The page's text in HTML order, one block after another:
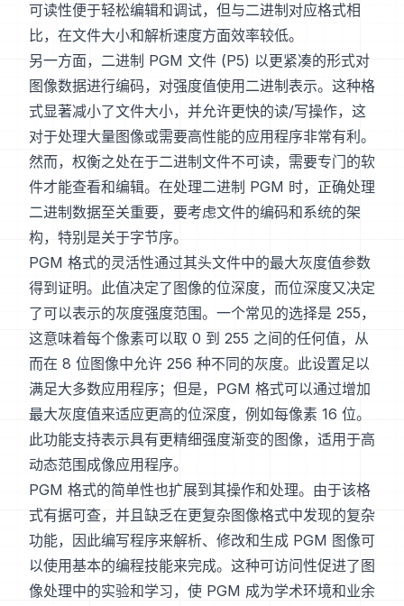
可读性便于轻松编辑和调试，但与二进制对应格式相
比，在文件大小和解析速度方面效率较低。
另一方面，二进制 PGM 文件 (P5) 以更紧凑的形式对
图像数据进行编码，对强度值使用二进制表示。这种格
式显著减小了文件大小，并允许更快的读/写操作，这
对于处理大量图像或需要高性能的应用程序非常有利。
然而，权衡之处在于二进制文件不可读，需要专门的软
件才能查看和编辑。在处理二进制 PGM 时，正确处理
二进制数据至关重要，要考虑文件的编码和系统的架
构，特别是关于字节序。
PGM 格式的灵活性通过其头文件中的最大灰度值参数
得到证明。此值决定了图像的位深度，而位深度又决定
了可以表示的灰度强度范围。一个常见的选择是 255，
这意味着每个像素可以取 0 到 255 之间的任何值，从
而在 8 位图像中允许 256 种不同的灰度。此设置足以
满足大多数应用程序；但是，PGM 格式可以通过增加
最大灰度值来适应更高的位深度，例如每像素 16 位。
此功能支持表示具有更精细强度渐变的图像，适用于高
动态范围成像应用程序。
PGM 格式的简单性也扩展到其操作和处理。由于该格
式有据可查，并且缺乏在更复杂图像格式中发现的复杂
功能，因此编写程序来解析、修改和生成 PGM 图像可
以使用基本的编程技能来完成。这种可访问性促进了图
像处理中的实验和学习，使 PGM 成为学术环境和业余